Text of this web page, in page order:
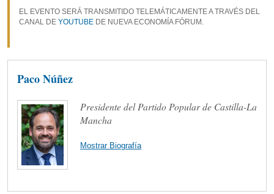
EL EVENTO SERÁ TRANSMITIDO TELEMÁTICAMENTE A TRAVÉS DEL
CANAL DE YOUTUBE DE NUEVA ECONOMÍA FÓRUM.
Paco Núñez
Presidente del Partido Popular de Castilla-La
Mancha
Mostrar Biografía